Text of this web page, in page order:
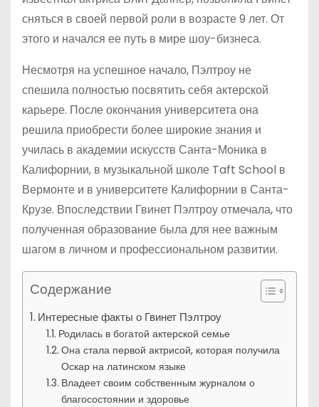
сняться в своей первой роли в возрасте 9 лет. От
этого и начался ее путь в мире шоу-бизнеса.
Несмотря на успешное начало, Пэлтроу не
спешила полностью посвятить себя актерской
карьере. После окончания университета она
решила приобрести более широкие знания и
училась в академии искусств Санта-Моника в
Калифорнии, в музыкальной школе Taft School в
Вермонте и в университете Калифорнии в Санта-
Крузе. Впоследствии Гвинет Пэлтроу отмечала, что
полученная образование была для нее важным
шагом в личном и профессиональном развитии.
Содержание
Интересные факты о Гвинет Пэлтроу
Родилась в богатой актерской семье
Она стала первой актрисой, которая получила
Оскар на латинском языке
Владеет своим собственным журналом о
благосостоянии и здоровье